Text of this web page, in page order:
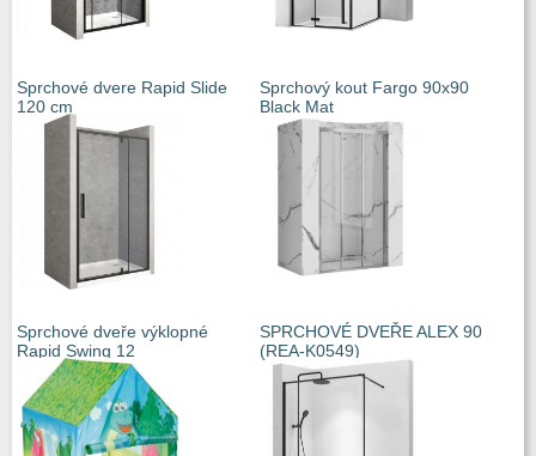
Sprchové dvere Rapid Slide
120 cm
Sprchový kout Fargo 90x90
Black Mat
Sprchové dveře výklopné
Rapid Swing 12
SPRCHOVÉ DVEŘE ALEX 90
(REA-K0549)